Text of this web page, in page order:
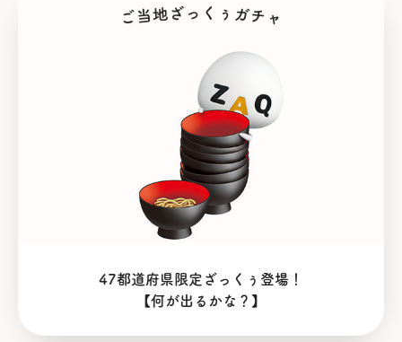
ご当地ざっくぅガチャ
47都道府県限定ざっくぅ登場！
【何が出るかな？】